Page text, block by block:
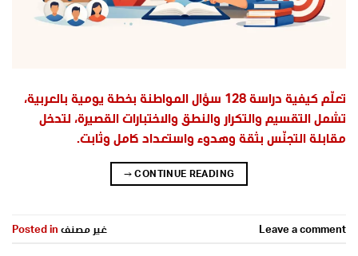
تعلّم كيفية دراسة 128 سؤال المواطنة بخطة يومية بالعربية،
تشمل التقسيم والتكرار والنطق والاختبارات القصيرة، لتدخل
مقابلة التجنّس بثقة وهدوء واستعداد كامل وثابت.
CONTINUE READING
→
Posted in غير مصنف Leave a comment